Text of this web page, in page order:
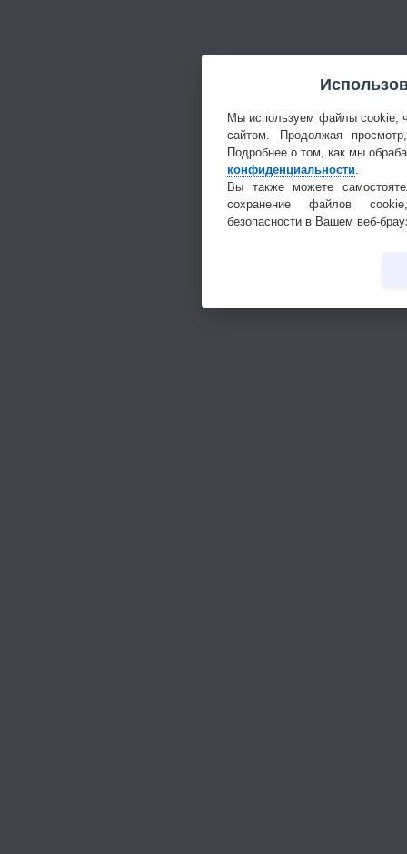
Мы используем файлы cookie,
сайтом. Продолжая
Подробнее о том, как мы
конфиденциальности.
Вы также можете
сохранение файлов
безопасности в Вашем веб-